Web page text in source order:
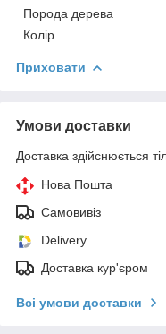
Порода дерева
Колір
Приховати
Умови доставки
Доставка здійснюється
Нова Пошта
Самовивіз
Delivery
Доставка кур'єром
Всі умови доставки